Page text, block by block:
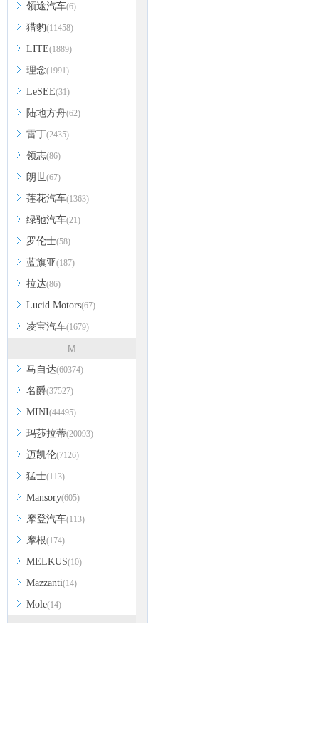
领途汽车(6)
猎豹(11458)
LITE(1889)
理念(1991)
LeSEE(31)
陆地方舟(62)
雷丁(2435)
领志(86)
朗世(67)
莲花汽车(1363)
绿驰汽车(21)
罗伦士(58)
蓝旗亚(187)
拉达(86)
Lucid Motors(67)
凌宝汽车(1679)
M
马自达(60374)
名爵(37527)
MINI(44495)
玛莎拉蒂(20093)
迈凯伦(7126)
猛士(113)
Mansory(605)
摩登汽车(113)
摩根(174)
MELKUS(10)
Mazzanti(14)
Mole(14)